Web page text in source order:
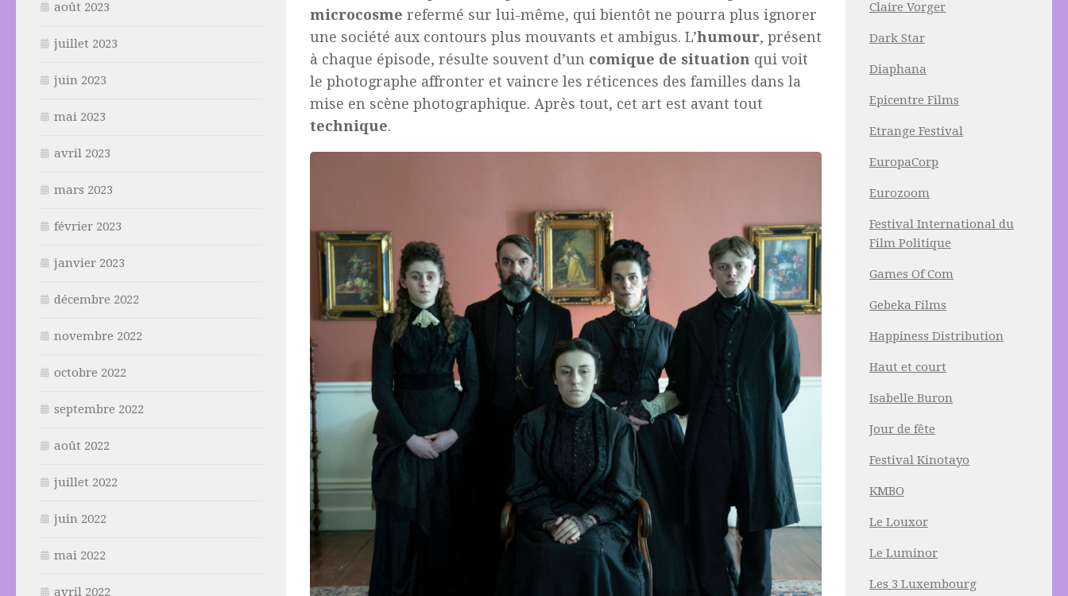
microcosme refermé sur lui-même, qui bientôt ne pourra plus ignorer
une société aux contours plus mouvants et ambigus. L’humour, présent
à chaque épisode, résulte souvent d’un comique de situation qui voit
le photographe affronter et vaincre les réticences des familles dans la
mise en scène photographique. Après tout, cet art est avant tout
technique.
août 2023
juillet 2023
juin 2023
mai 2023
avril 2023
mars 2023
février 2023
janvier 2023
décembre 2022
novembre 2022
octobre 2022
septembre 2022
août 2022
juillet 2022
juin 2022
mai 2022
avril 2022
Claire Vorger
Dark Star
Diaphana
Epicentre Films
Etrange Festival
EuropaCorp
Eurozoom
Festival International du
Film Politique
Games Of Com
Gebeka Films
Happiness Distribution
Haut et court
Isabelle Buron
Jour de fête
Festival Kinotayo
KMBO
Le Louxor
Le Luminor
Les 3 Luxembourg